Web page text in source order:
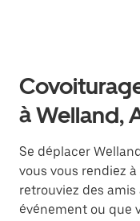
à Welland,
Se déplacer
vous vous rendiez
retrouviez des
événement ou que